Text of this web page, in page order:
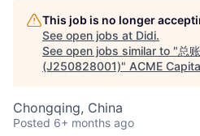
ACME
This job is no longer
See open jobs at Didi.
See open jobs similar to "总
(J250828001)" ACME
Chongqing, China
Posted 6+ months ago